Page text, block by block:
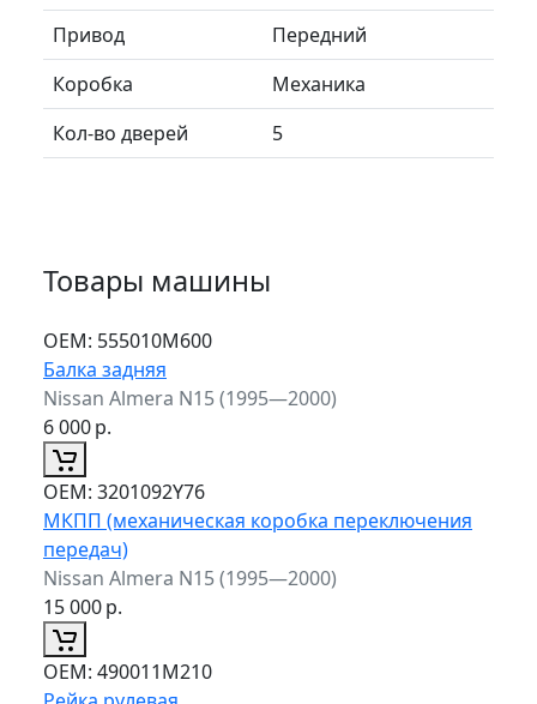
Привод
Передний
Коробка
Механика
Кол-во дверей
5
Товары машины
ОЕМ: 555010M600
Балка задняя
Nissan Almera N15 (1995—2000)
6 000р.
ОЕМ: 3201092Y76
МКПП (механическая коробка переключения
передач)
Nissan Almera N15 (1995—2000)
15 000р.
ОЕМ: 490011M210